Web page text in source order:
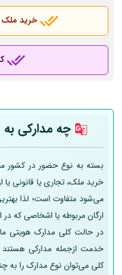
خرید ملک
چه مدارکی
بسته به نوع حضور در کشور
خرید ملک، تجاری یا قانونی
می‌شود متفاوت است؛ لذا
ارگان مربوطه یا اشخاصی که در
در حالت کلی مدارک هویتی
خدمت ازجمله مدارکی
کلی می‌توان نوع مدارک را به